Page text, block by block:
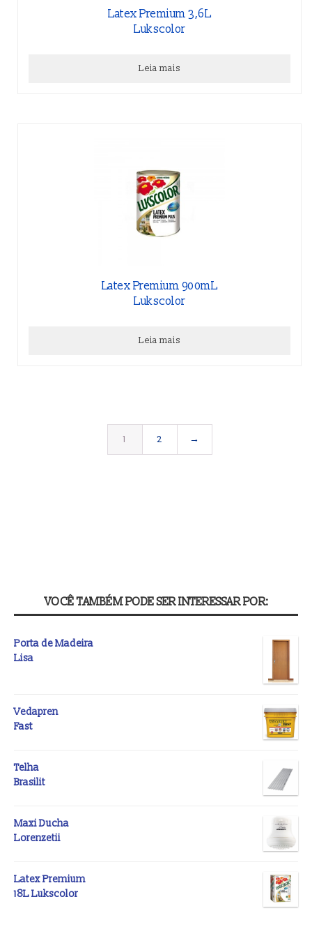
Latex Premium 3,6L
Lukscolor
Leia mais
Latex Premium 900mL
Lukscolor
Leia mais
1 2 →
VOCÊ TAMBÉM PODE SER INTERESSAR POR:
Porta de Madeira
Lisa
Vedapren
Fast
Telha
Brasilit
Maxi Ducha
Lorenzetii
Latex Premium
18L Lukscolor